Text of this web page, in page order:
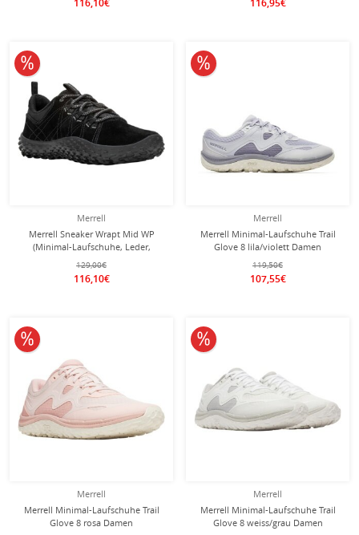
116,10€ 116,95€
Merrell
Merrell Sneaker Wrapt Mid WP
(Minimal-Laufschuhe, Leder,
wasserdicht) schwarz Damen
129,00€
116,10€
10% reduziert
Merrell
Merrell Minimal-Laufschuhe Trail
Glove 8 lila/violett Damen
119,50€
107,55€
10% reduziert
Merrell
Merrell Minimal-Laufschuhe Trail
Glove 8 rosa Damen
10% reduziert
Merrell
Merrell Minimal-Laufschuhe Trail
Glove 8 weiss/grau Damen
10% reduziert